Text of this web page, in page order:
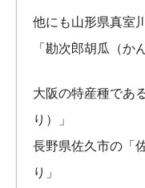
他にも山形県真室
「勘次郎胡瓜（か
大阪の特産種であ
り）」
長野県佐久市の「
り」